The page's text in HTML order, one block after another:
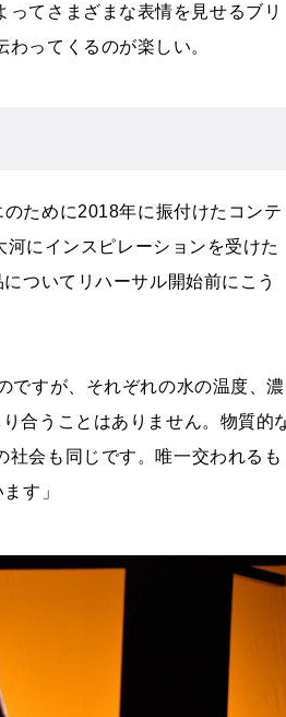
てさまざまな表情を見せるブリ
ってくるのが楽しい。
のために2018年に振付けたコンテ
河に インスピレーション を受けた
についてリハーサル開始前に こう
ですが、 それぞれの水の温度、濃
合うことはありません。 物質的
社会も 同じ です。 唯一交われるも
ます 」